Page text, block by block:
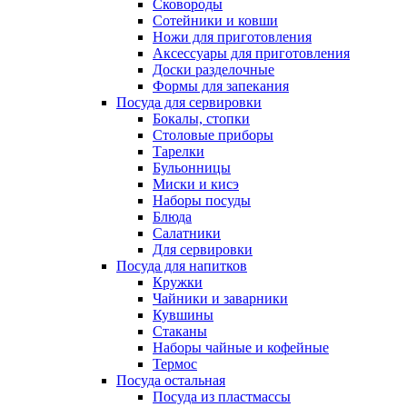
Сковороды
Сотейники и ковши
Ножи для приготовления
Аксессуары для приготовления
Доски разделочные
Формы для запекания
Посуда для сервировки
Бокалы, стопки
Столовые приборы
Тарелки
Бульонницы
Миски и кисэ
Наборы посуды
Блюда
Салатники
Для сервировки
Посуда для напитков
Кружки
Чайники и заварники
Кувшины
Стаканы
Наборы чайные и кофейные
Термос
Посуда остальная
Посуда из пластмассы